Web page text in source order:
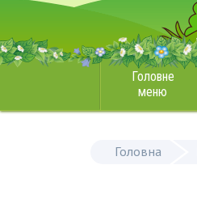
Головне
меню
Головна